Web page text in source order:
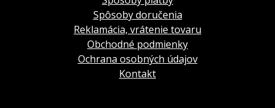
Spôsoby doručenia
Reklamácia, vrátenie tovaru
Obchodné podmienky
Ochrana osobných údajov
Kontakt